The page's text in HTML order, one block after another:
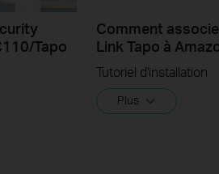
Tapo
Comment
Link Tapo à
Tutoriel d'installation
Plus